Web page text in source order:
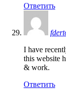
Ответить
I have
this website
& work.
Ответить